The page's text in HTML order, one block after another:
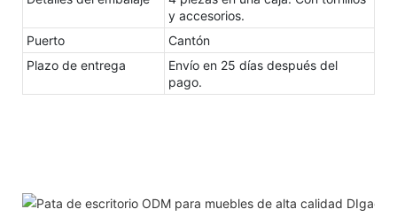
y accesorios.
Puerto
Cantón
Plazo de entrega
Envío en 25 días después del
pago.